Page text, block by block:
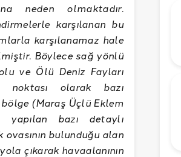
neden olmaktadır.
karşılanan bu
karşılanamaz hale
Böylece sağ yönlü
ve Ölü Deniz Fayları
noktası olarak bazı
bölge (Maraş Üçlü Eklem
bazı detaylı
bulunduğu alan
çıkarak havaalanının